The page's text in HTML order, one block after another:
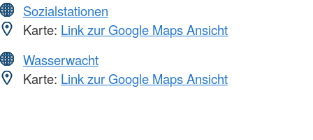
Sozialstationen
Karte: Link zur Google Maps Ansicht
Wasserwacht
Karte: Link zur Google Maps Ansicht